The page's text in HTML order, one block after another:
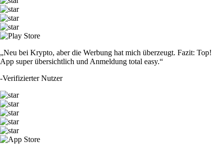
„Neu bei Krypto, aber die Werbung hat mich überzeugt. Fazit: Top!
App super übersichtlich und Anmeldung total easy.“
-Verifizierter Nutzer